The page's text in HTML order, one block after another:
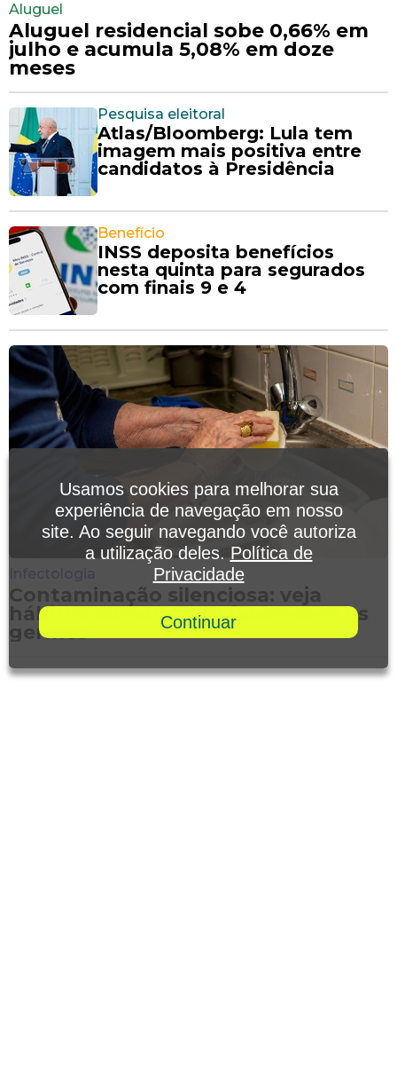
Aluguel
Aluguel residencial sobe 0,66% em
julho e acumula 5,08% em doze
meses
Pesquisa eleitoral
Atlas/Bloomberg: Lula tem
imagem mais positiva entre
candidatos à Presidência
Benefício
INSS deposita benefícios
nesta quinta para segurados
com finais 9 e 4
Contaminação silenciosa: veja
hábitos comuns que favorecem os
germes
Usamos cookies para melhorar sua
experiência de navegação em nosso
site. Ao seguir navegando você autoriza
a utilização deles. Política de
Privacidade
Continuar